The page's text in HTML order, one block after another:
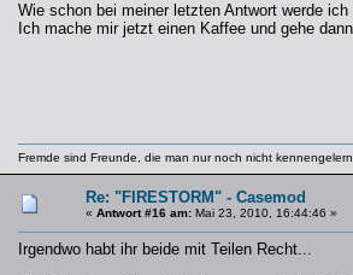
Wie schon bei meiner letzten Antwort werde
Ich mache mir jetzt einen Kaffee und gehe
Fremde sind Freunde, die man nur noch nicht
Re: "FIRESTORM" - Casemod
« Antwort #16 am: Mai 23, 2010, 16:44:46 »
Irgendwo habt ihr beide mit Teilen Recht...